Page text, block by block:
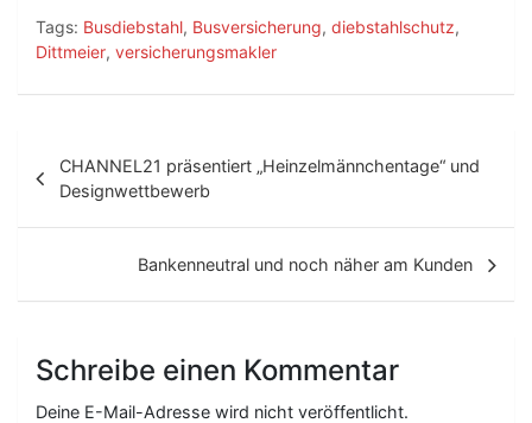
Tags: Busdiebstahl, Busversicherung, diebstahlschutz,
Dittmeier, versicherungsmakler
e
i
r
g
CHANNEL21 präsentiert „Heinzelmännchentage“ und
Designwettbewerb
Bankenneutral und noch näher am Kunden
Schreibe einen Kommentar
Deine E-Mail-Adresse wird nicht veröffentlicht.